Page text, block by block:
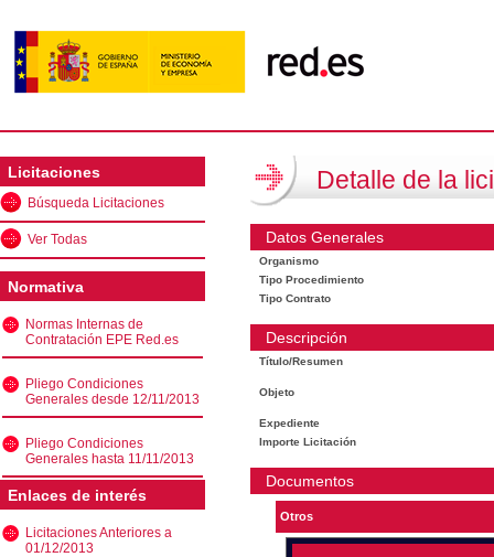
Licitaciones
Búsqueda Licitaciones
Ver Todas
Normativa
Normas Internas de
Contratación EPE Red.es
Pliego Condiciones
Generales desde 12/11/2013
Pliego Condiciones
Generales hasta 11/11/2013
Enlaces de interés
Licitaciones Anteriores a
01/12/2013
Detalle de la
Datos Generales
Organismo
Tipo Procedimiento
Tipo Contrato
Descripción
Título/Resumen
Objeto
Expediente
Importe Licitación
Documentos
Otros